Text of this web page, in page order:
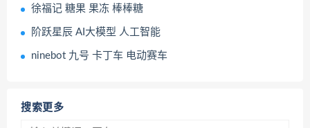
徐福记 糖果 果冻 棒棒糖
阶跃星辰 AI大模型 人工智能
ninebot 九号 卡丁车 电动赛车
搜索更多